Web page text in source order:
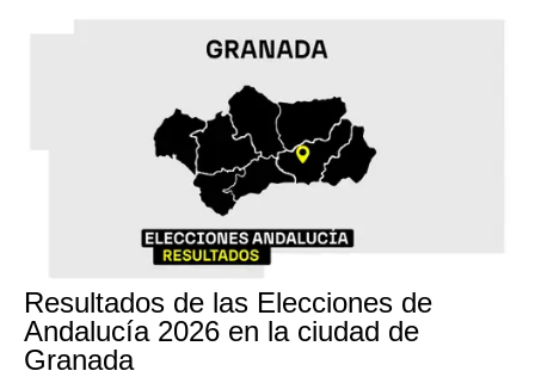
Resultados de las Elecciones de
Andalucía 2026 en la ciudad de
Granada